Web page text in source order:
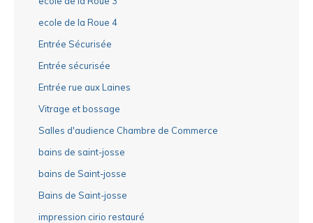
ecole de la Roue 4
Entrée Sécurisée
Entrée sécurisée
Entrée rue aux Laines
Vitrage et bossage
Salles d'audience Chambre de Commerce
bains de saint-josse
bains de Saint-josse
Bains de Saint-josse
impression cirio restauré